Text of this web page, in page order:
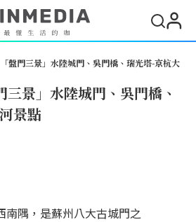
盤門三景」水陸城門、吳門橋、瑞光塔-京杭大
景」水陸城門、吳門橋、
景點
南隅，是蘇州八大古城門之